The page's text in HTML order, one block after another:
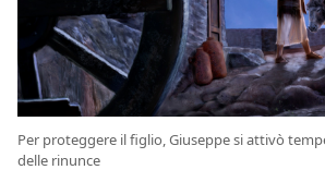
Per proteggere il figlio, Giuseppe si attivò
delle rinunce